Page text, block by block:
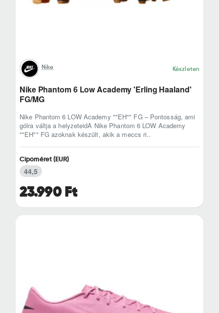
Nike Készleten
Nike Phantom 6 Low Academy 'Erling Haaland'
FG/MG
Nike Phantom 6 LOW Academy ""EH"" FG – Pontosság, ami
gólra váltja a helyzeteidA Nike Phantom 6 LOW Academy
""EH"" FG azoknak készült, akik a meccs ri..
23.990 Ft
Cipőméret (EUR)
44,5